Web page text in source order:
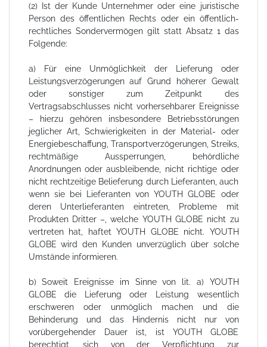
(2) Ist der Kunde Unternehmer oder eine juristische
Person des öffentlichen Rechts oder ein öffentlich-
rechtliches Sondervermögen gilt statt Absatz 1 das
Folgende:
a) Für eine Unmöglichkeit der Lieferung oder
Leistungsverzögerungen auf Grund höherer Gewalt
oder sonstiger zum Zeitpunkt des
Vertragsabschlusses nicht vorhersehbarer Ereignisse
– hierzu gehören insbesondere Betriebsstörungen
jeglicher Art, Schwierigkeiten in der Material- oder
Energiebeschaffung, Transportverzögerungen, Streiks,
rechtmäßige Aussperrungen, behördliche
Anordnungen oder ausbleibende, nicht richtige oder
nicht rechtzeitige Belieferung durch Lieferanten, auch
wenn sie bei Lieferanten von YOUTH GLOBE oder
deren Unterlieferanten eintreten, Probleme mit
Produkten Dritter –, welche YOUTH GLOBE nicht zu
vertreten hat, haftet YOUTH GLOBE nicht. YOUTH
GLOBE wird den Kunden unverzüglich über solche
Umstände informieren.
b) Soweit Ereignisse im Sinne von lit. a) YOUTH
GLOBE die Lieferung oder Leistung wesentlich
erschweren oder unmöglich machen und die
Behinderung und das Hindernis nicht nur von
vorübergehender Dauer ist, ist YOUTH GLOBE
berechtigt, sich von der Verpflichtung zur